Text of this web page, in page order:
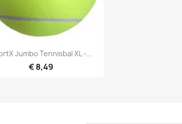
Snel bekijken
Jumbo Tennisbal XL -...
€ 8,49